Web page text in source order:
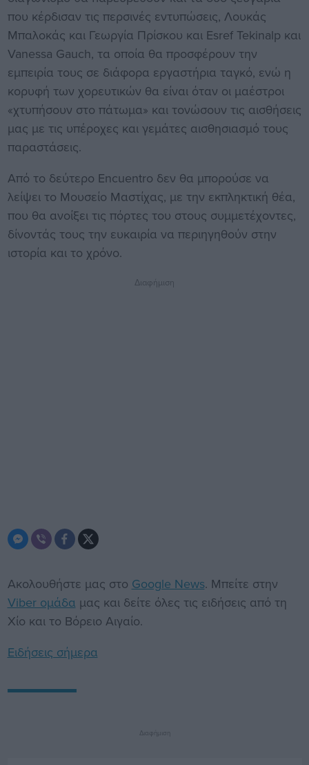
που κέρδισαν τις περσινές εντυπώσεις, Λουκάς
Μπαλοκάς και Γεωργία Πρίσκου και Esref Tekinalp και
Vanessa Gauch, τα οποία θα προσφέρουν την
εμπειρία τους σε διάφορα εργαστήρια ταγκό, ενώ η
κορυφή των χορευτικών θα είναι όταν οι μαέστροι
«χτυπήσουν στο πάτωμα» και τονώσουν τις αισθήσεις
μας με τις υπέροχες και γεμάτες αισθησιασμό τους
παραστάσεις.
Από το δεύτερο Encuentro δεν θα μπορούσε να
λείψει το Μουσείο Μαστίχας, με την εκπληκτική θέα,
που θα ανοίξει τις πόρτες του στους συμμετέχοντες,
δίνοντάς τους την ευκαιρία να περιηγηθούν στην
ιστορία και το χρόνο.
Διαφήμιση
Ακολουθήστε μας στο Google News. Μπείτε στην
Viber ομάδα μας και δείτε όλες τις ειδήσεις από τη
Χίο και το Βόρειο Αιγαίο.
Ειδήσεις σήμερα
Διαφήμιση